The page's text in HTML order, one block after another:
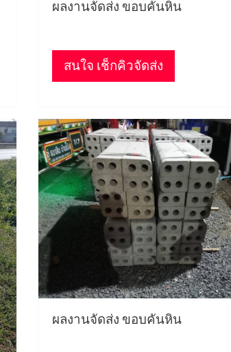
ผลงานจัดส่ง ขอบคันหิน
สนใจ เช็กคิวจัดส่ง
ผลงานจัดส่ง ขอบคันหิน